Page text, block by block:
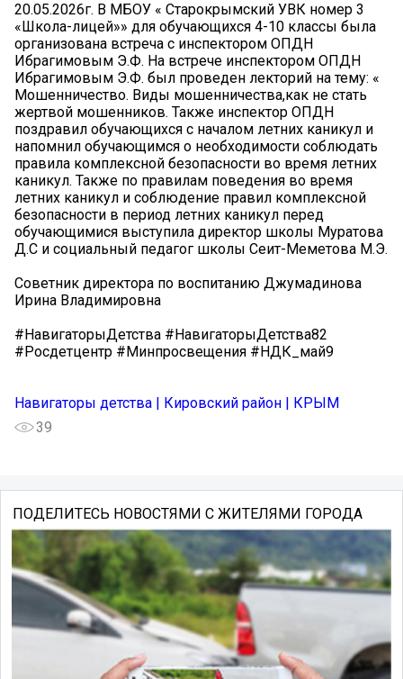
20.05.2026г. В МБОУ « Старокрымский УВК номер 3
«Школа-лицей»» для обучающихся 4-10 классы была
организована встреча с инспектором ОПДН
Ибрагимовым Э.Ф. На встрече инспектором ОПДН
Ибрагимовым Э.Ф. был проведен лекторий на тему: «
Мошенничество. Виды мошенничества,как не стать
жертвой мошенников. Также инспектор ОПДН
поздравил обучающихся с началом летних каникул и
напомнил обучающимся о необходимости соблюдать
правила комплексной безопасности во время летних
каникул. Также по правилам поведения во время
летних каникул и соблюдение правил комплексной
безопасности в период летних каникул перед
обучающимися выступила директор школы Муратова
Д.С и социальный педагог школы Сеит-Меметова М.Э.
Советник директора по воспитанию Джумадинова
Ирина Владимировна
#НавигаторыДетства #НавигаторыДетства82
#Росдетцентр #Минпросвещения #НДК_май9
Навигаторы детства | Кировский район | КРЫМ
39
ПОДЕЛИТЕСЬ НОВОСТЯМИ С ЖИТЕЛЯМИ ГОРОДА